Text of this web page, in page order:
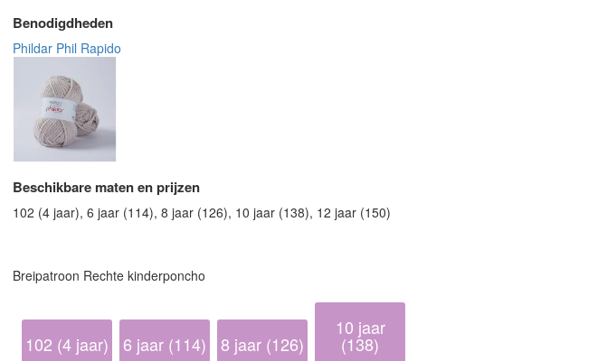
Benodigdheden
Phildar Phil Rapido
Beschikbare maten en prijzen
102 (4 jaar), 6 jaar (114), 8 jaar (126), 10 jaar (138), 12 jaar (150)
Breipatroon Rechte kinderponcho
102 (4 jaar) 6 jaar (114) 8 jaar (126)
10 jaar
(138)